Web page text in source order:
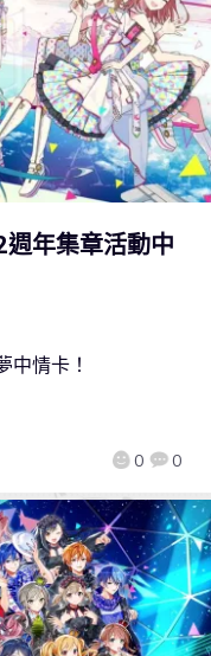
年集章活動中
0 0
中情卡！